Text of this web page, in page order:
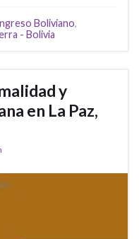
Boliviano,
- Bolivia
y
en La Paz,